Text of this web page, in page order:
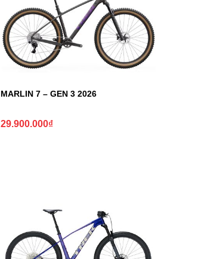
MARLIN 7 – GEN 3 2026
29.900.000₫